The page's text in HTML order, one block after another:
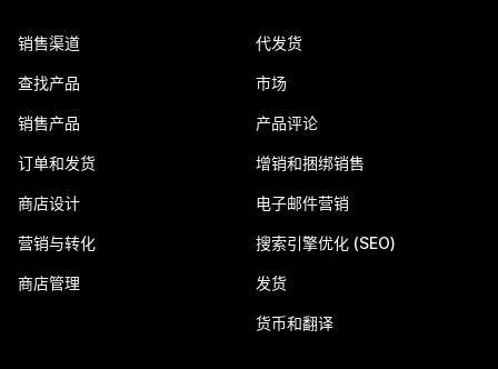
销售渠道
查找产品
销售产品
订单和发货
商店设计
营销与转化
商店管理
代发货
市场
产品评论
增销和捆绑销售
电子邮件营销
搜索引擎优化 (SEO)
发货
货币和翻译